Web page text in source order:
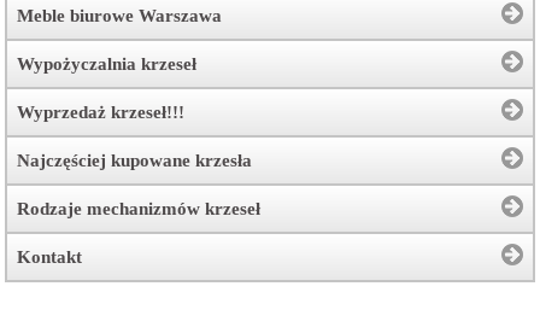
Meble biurowe Warszawa
Wypożyczalnia krzeseł
Wyprzedaż krzeseł!!!
Najczęściej kupowane krzesła
Rodzaje mechanizmów krzeseł
Kontakt